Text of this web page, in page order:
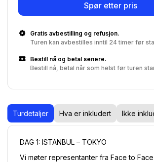
Spør etter pris
Gratis avbestilling og refusjon.
Turen kan avbestilles inntil 24 timer før
Bestill nå og betal senere.
Bestill nå, betal når som helst før turen
Turdetaljer Hva er inkludert Ikke
DAG 1: ISTANBUL – TOKYO
Vi møter representanter fra Face to